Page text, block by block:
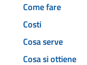
Come fare
Costi
Cosa serve
Cosa si ottiene